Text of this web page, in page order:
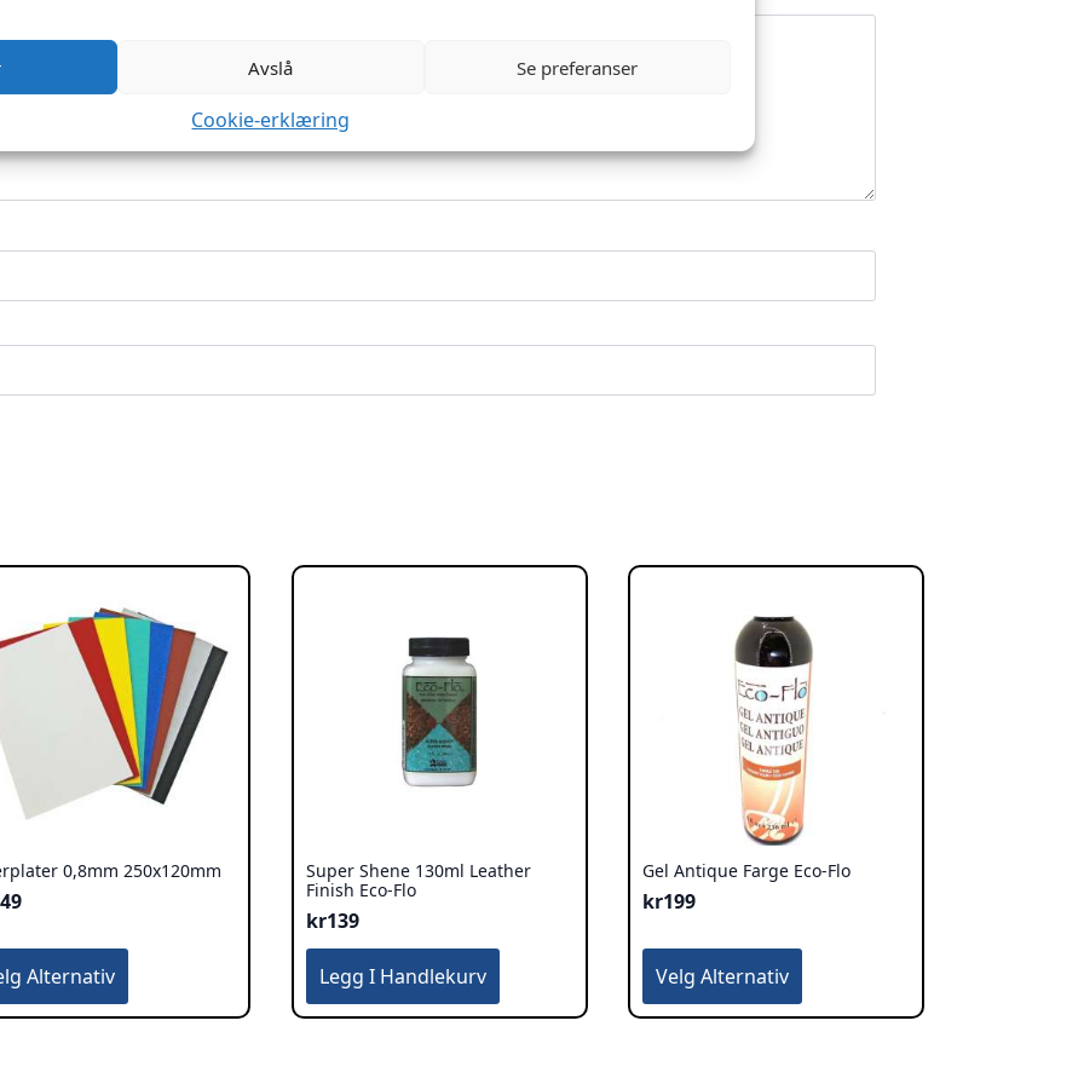
Avslå Se preferanser
Cookie-erklæring
0,8mm 250x120mm
Alternativ
Super Shene 130ml Leather
Finish Eco-Flo
kr139
Legg I Handlekurv
Gel Antique Farge Eco-Flo
kr199
Velg Alternativ
produktet
har